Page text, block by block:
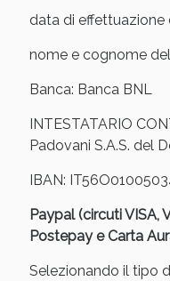
data di effettuazione
nome e cognome
Banca: Banca BNL
INTESTATARIO
Padovani S.A.S. del
IBAN:
Paypal (circuti VISA,
Postepay e Carta
Selezionando il tipo